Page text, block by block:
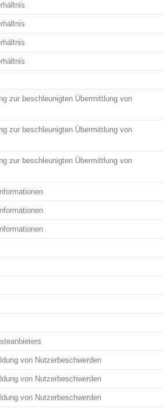
zur beschleunigten Übermittlung von
zur beschleunigten Übermittlung von
zur beschleunigten Übermittlung von
von Nutzerbeschwerden
von Nutzerbeschwerden
von Nutzerbeschwerden